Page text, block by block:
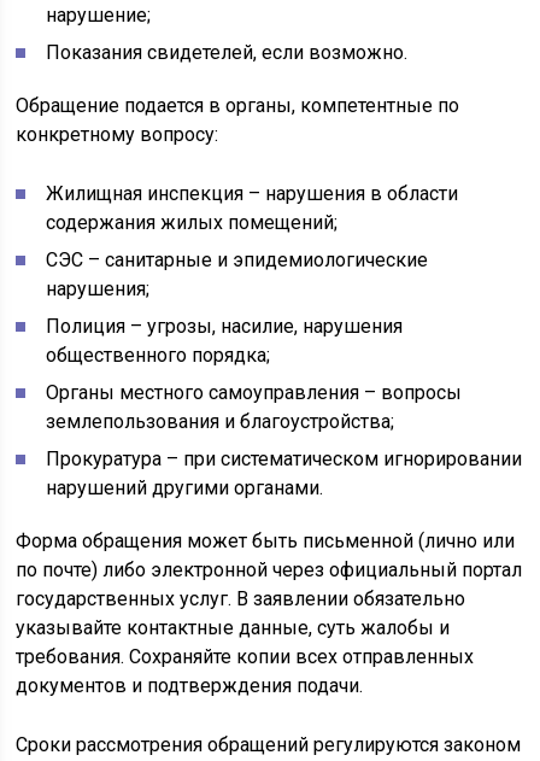
нарушение;
Показания свидетелей, если возможно.
Обращение подается в органы, компетентные по
конкретному вопросу:
Жилищная инспекция – нарушения в области
содержания жилых помещений;
СЭС – санитарные и эпидемиологические
нарушения;
Полиция – угрозы, насилие, нарушения
общественного порядка;
Органы местного самоуправления – вопросы
землепользования и благоустройства;
Прокуратура – при систематическом игнорировании
нарушений другими органами.
Форма обращения может быть письменной (лично или
по почте) либо электронной через официальный портал
государственных услуг. В заявлении обязательно
указывайте контактные данные, суть жалобы и
требования. Сохраняйте копии всех отправленных
документов и подтверждения подачи.
Сроки рассмотрения обращений регулируются законом